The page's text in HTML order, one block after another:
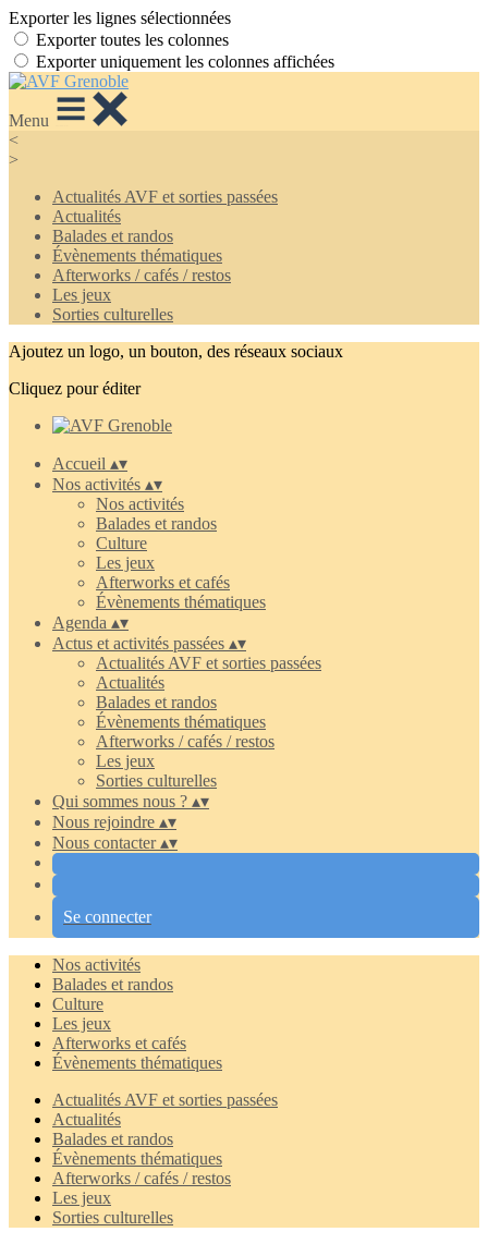
Exporter les lignes sélectionnées
Exporter toutes les colonnes
Exporter uniquement les colonnes affichées
Menu
<
>
Actualités AVF et sorties passées
Actualités
Balades et randos
Évènements thématiques
Afterworks / cafés / restos
Les jeux
Sorties culturelles
Ajoutez un logo, un bouton, des réseaux sociaux
Cliquez pour éditer
Accueil ▴▾
Nos activités ▴▾
Nos activités
Balades et randos
Culture
Les jeux
Afterworks et cafés
Évènements thématiques
Agenda ▴▾
Actus et activités passées ▴▾
Actualités AVF et sorties passées
Actualités
Balades et randos
Évènements thématiques
Afterworks / cafés / restos
Les jeux
Sorties culturelles
Qui sommes nous ? ▴▾
Nous rejoindre ▴▾
Nous contacter▴▾
Se connecter
Nos activités
Balades et randos
Culture
Les jeux
Afterworks et cafés
Évènements thématiques
Actualités AVF et sorties passées
Actualités
Balades et randos
Évènements thématiques
Afterworks / cafés / restos
Les jeux
Sorties culturelles